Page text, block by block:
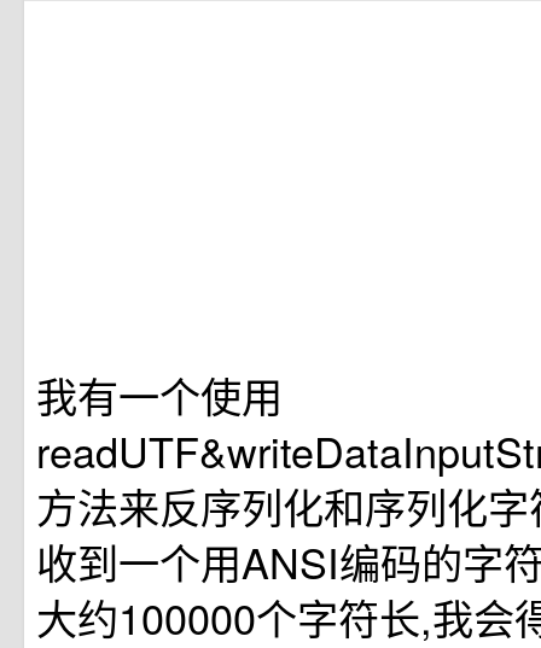
我有一个使用
方法来反序列化和序列化
收到一个用ANSI编码的字
大约100000个字符长,我会